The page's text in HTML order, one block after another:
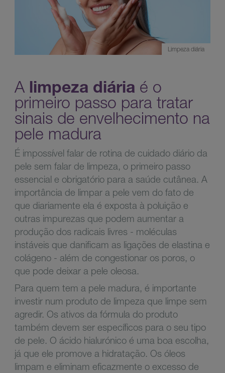
Limpeza diária
A limpeza diária é o
primeiro passo para tratar
sinais de envelhecimento na
pele madura
É impossível falar de rotina de cuidado diário da
pele sem falar de limpeza, o primeiro passo
essencial e obrigatório para a saúde cutânea. A
importância de limpar a pele vem do fato de
que diariamente ela é exposta à poluição e
outras impurezas que podem aumentar a
produção dos radicais livres - moléculas
instáveis que danificam as ligações de elastina e
colágeno - além de congestionar os poros, o
que pode deixar a pele oleosa.
Para quem tem a pele madura, é importante
investir num produto de limpeza que limpe sem
agredir. Os ativos da fórmula do produto
também devem ser específicos para o seu tipo
de pele. O ácido hialurónico é uma boa escolha,
já que ele promove a hidratação. Os óleos
limpam e eliminam eficazmente o excesso de